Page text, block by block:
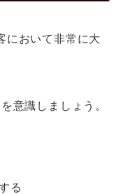
において非常に大
意識しましょう。
る